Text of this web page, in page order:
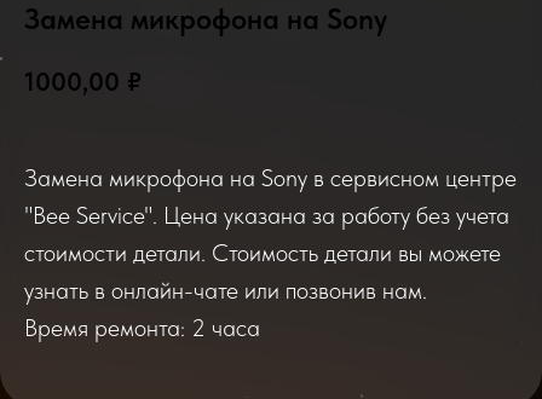
Замена микрофона на Sony
1000,00 ₽
Замена микрофона на Sony в сервисном центре
"Bee Service". Цена указана за работу без учета
стоимости детали. Стоимость детали вы можете
узнать в онлайн-чате или позвонив нам.
Время ремонта: 2 часа
Если вы обращались в наш сервисный центр,
просим вас поделиться своим отзывом. Нам
очень важно услышать ваше мнение о
качестве нашей работы!
Отзывы о нашем сервисе